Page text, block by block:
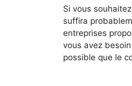
Si vous
suffira
entreprises
vous avez
possible que le